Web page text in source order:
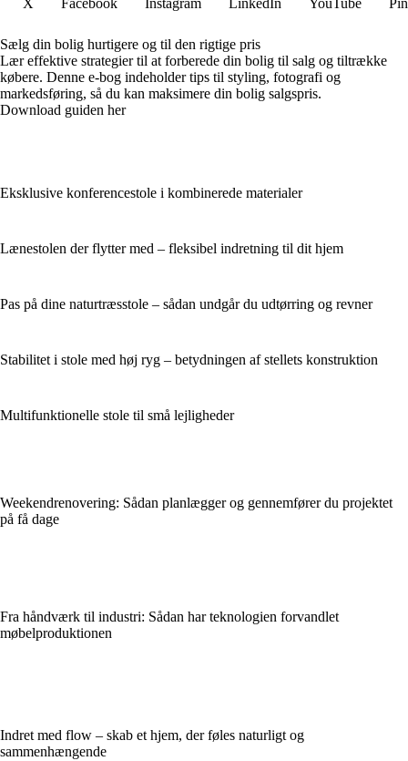
X Facebook Instagram LinkedIn YouTube
Sælg din bolig hurtigere og til den rigtige pris
Lær effektive strategier til at forberede din bolig til salg og tiltrække
købere. Denne e-bog indeholder tips til styling, fotografi og
markedsføring, så du kan maksimere din bolig salgspris.
Download guiden her
Eksklusive konferencestole i kombinerede materialer
Lænestolen der flytter med – fleksibel indretning til dit hjem
Pas på dine naturtræsstole – sådan undgår du udtørring og revner
Stabilitet i stole med høj ryg – betydningen af stellets konstruktion
Multifunktionelle stole til små lejligheder
Weekendrenovering: Sådan planlægger og gennemfører du projektet
på få dage
Fra håndværk til industri: Sådan har teknologien forvandlet
møbelproduktionen
Indret med flow – skab et hjem, der føles naturligt og
sammenhængende